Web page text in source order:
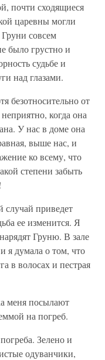
почти сходящиеся
царевны могли
совсем
было грустно и
судьбе и
над глазами.
безотносительно от
когда она
У нас в доме она
выше нас, и
ко всему, что
степени забыть
случай приведет
ее изменится. Я
Груню. В зале
я думала о том, что
в волосах и пестрая
меня посылают
на погреб.
Зелено и
одуванчики,